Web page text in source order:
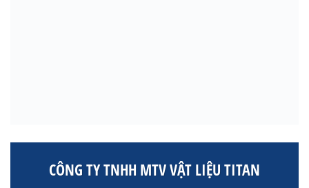
CÔNG TY TNHH MTV VẬT LIỆU TITAN